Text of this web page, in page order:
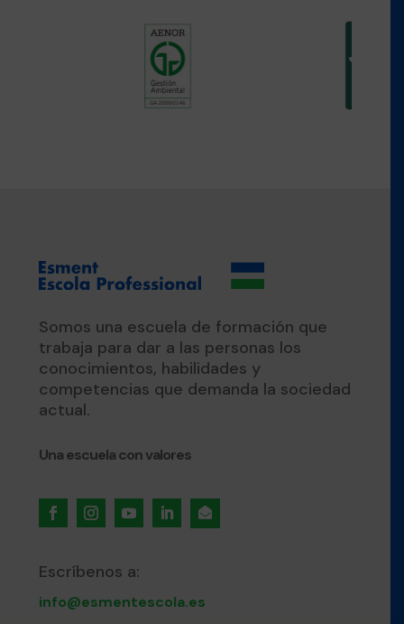
Somos una escuela de formación que
trabaja para dar a las personas los
conocimientos, habilidades y
competencias que demanda la sociedad
actual.
Una escuela con valores

Escríbenos a:
info@esmentescola.es